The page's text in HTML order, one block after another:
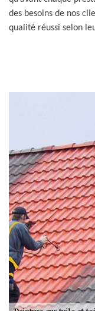
des besoins de nos
qualité réussi selon